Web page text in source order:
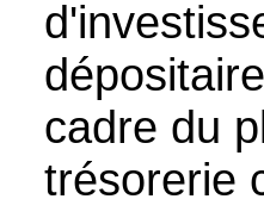
cadre du
trésorerie